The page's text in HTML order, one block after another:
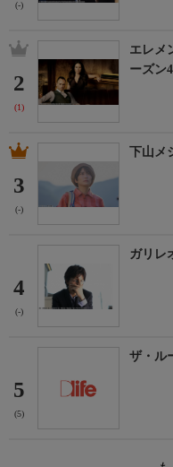
(-)
2
(1)
エレメ
ーズン4
3
(-)
下山メ
4
(-)
ガリレ
5
(5)
ザ・ル